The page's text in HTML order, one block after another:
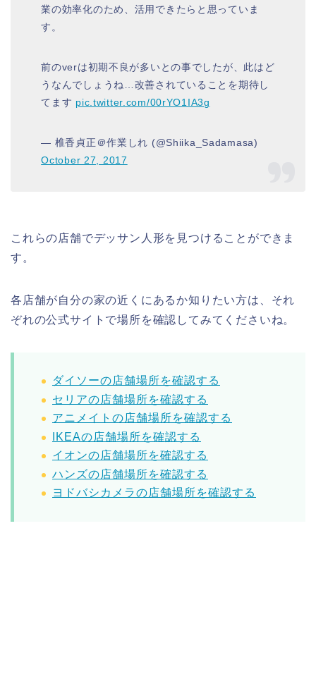
業の効率化のため、活用できたらと思っていま
す。
前のverは初期不良が多いとの事でしたが、此はど
うなんでしょうね…改善されていることを期待し
てます pic.twitter.com/00rYO1IA3g
— 椎香貞正＠作業しれ (@Shiika_Sadamasa)
October 27, 2017
これらの店舗でデッサン人形を見つけることができま
す。
各店舗が自分の家の近くにあるか知りたい方は、それ
ぞれの公式サイトで場所を確認してみてくださいね。
ダイソーの店舗場所を確認する
セリアの店舗場所を確認する
アニメイトの店舗場所を確認する
IKEAの店舗場所を確認する
イオンの店舗場所を確認する
ハンズの店舗場所を確認する
ヨドバシカメラの店舗場所を確認する